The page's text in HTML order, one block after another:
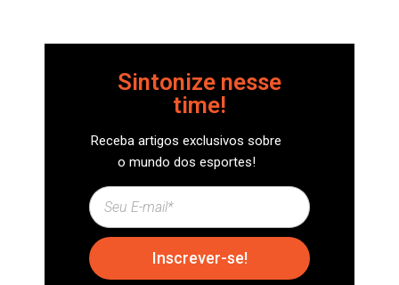
Sintonize nesse
time!
Receba artigos exclusivos sobre
o mundo dos esportes!
Inscrever-se!